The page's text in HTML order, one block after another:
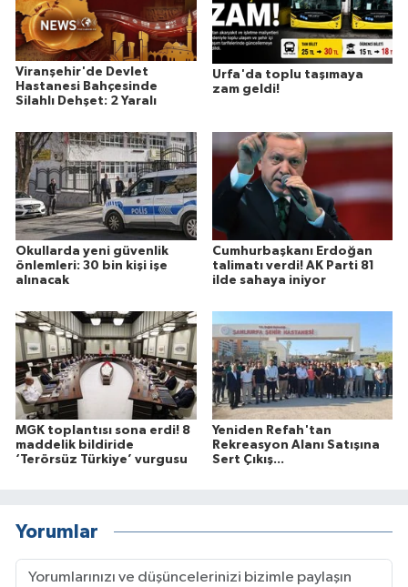
Viranşehir'de Devlet
Hastanesi Bahçesinde
Silahlı Dehşet: 2 Yaralı
Urfa'da toplu taşımaya
zam geldi!
Okullarda yeni güvenlik
önlemleri: 30 bin kişi işe
alınacak
Cumhurbaşkanı Erdoğan
talimatı verdi! AK Parti 81
ilde sahaya iniyor
MGK toplantısı sona erdi! 8
maddelik bildiride
‘Terörsüz Türkiye’ vurgusu
Yeniden Refah'tan
Rekreasyon Alanı Satışına
Sert Çıkış...
Yorumlar